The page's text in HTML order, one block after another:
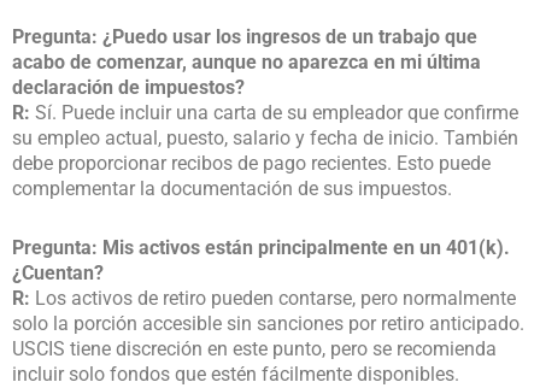
Pregunta: ¿Puedo usar los ingresos de un trabajo que
acabo de comenzar, aunque no aparezca en mi última
declaración de impuestos?
R: Sí. Puede incluir una carta de su empleador que confirme
su empleo actual, puesto, salario y fecha de inicio. También
debe proporcionar recibos de pago recientes. Esto puede
complementar la documentación de sus impuestos.
Pregunta: Mis activos están principalmente en un 401(k).
¿Cuentan?
R: Los activos de retiro pueden contarse, pero normalmente
solo la porción accesible sin sanciones por retiro anticipado.
USCIS tiene discreción en este punto, pero se recomienda
incluir solo fondos que estén fácilmente disponibles.